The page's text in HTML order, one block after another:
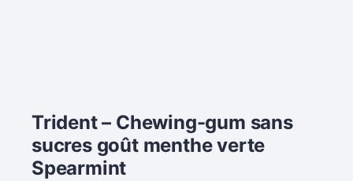
Trident – Chewing-gum sans
sucres goût menthe verte
Spearmint